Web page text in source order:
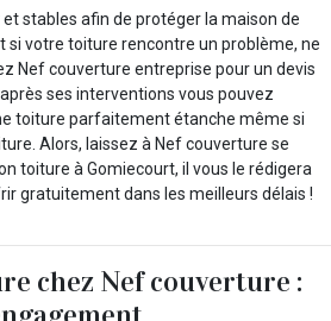
stables afin de protéger la maison de
si votre toiture rencontre un problème, ne
Nef couverture entreprise pour un devis
ses interventions vous pouvez
toiture parfaitement étanche même si
Alors, laissez à Nef couverture se
toiture à Gomiecourt, il vous le rédigera
gratuitement dans les meilleurs délais !
chez Nef couverture :